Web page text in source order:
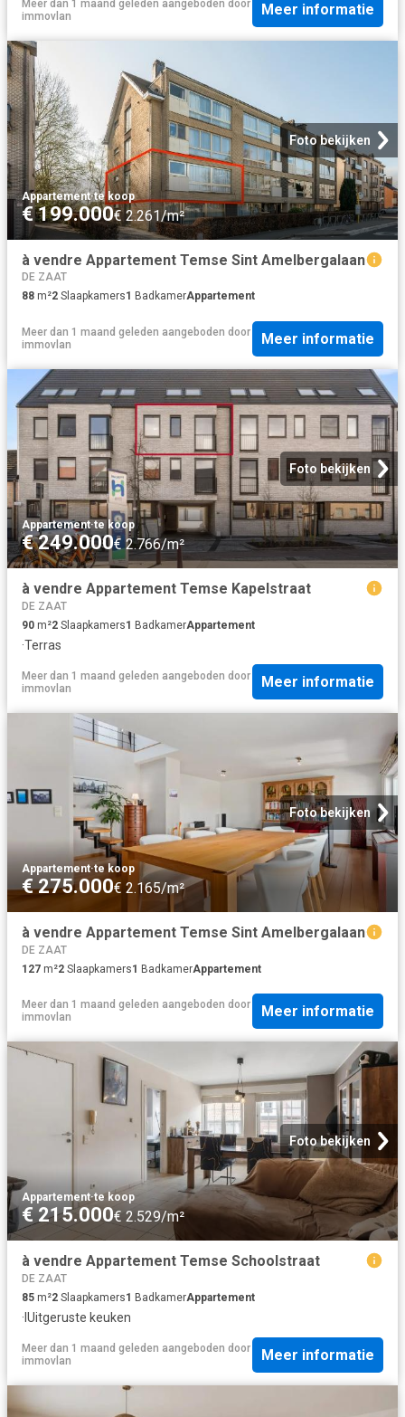
Meer dan 1 maand geleden aangeboden door
immovlan
Meer informatie
Foto bekijken
Appartement·te koop
€ 199.000€ 2.261/m²
à vendre Appartement Temse Sint Amelbergalaan
DE ZAAT
88 m²2 Slaapkamers1 BadkamerAppartement
Meer dan 1 maand geleden aangeboden door
immovlan
Meer informatie
Foto bekijken
Appartement·te koop
€ 249.000€ 2.766/m²
à vendre Appartement Temse Kapelstraat
DE ZAAT
90 m²2 Slaapkamers1 BadkamerAppartement
·Terras
Meer dan 1 maand geleden aangeboden door
immovlan
Meer informatie
Foto bekijken
Appartement·te koop
€ 275.000€ 2.165/m²
à vendre Appartement Temse Sint Amelbergalaan
DE ZAAT
127 m²2 Slaapkamers1 BadkamerAppartement
Meer dan 1 maand geleden aangeboden door
immovlan
Meer informatie
Foto bekijken
Appartement·te koop
€ 215.000€ 2.529/m²
à vendre Appartement Temse Schoolstraat
DE ZAAT
85 m²2 Slaapkamers1 BadkamerAppartement
· IUitgeruste keuken
Meer dan 1 maand geleden aangeboden door
immovlan
Meer informatie